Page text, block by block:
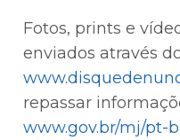
Fotos, prints e
enviados através
repassar
www.gov.br/mj/pt-